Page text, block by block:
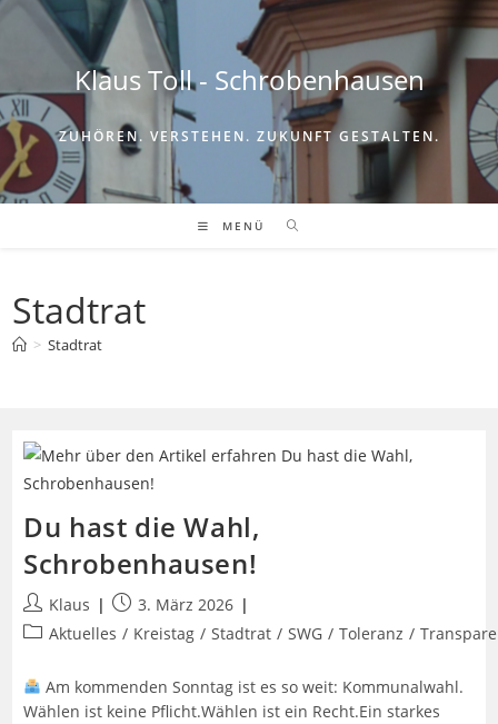
Klaus Toll - Schrobenhausen
ZUHÖREN. VERSTEHEN. ZUKUNFT GESTALTEN.
MENÜ
Stadtrat
> Stadtrat
Du hast die Wahl,
Schrobenhausen!
Beitrags-
Autor:
Klaus
Beitrag
veröffentlicht:
3. März 2026
Beitrags-
Aktuelles / Kreistag / Stadtrat / SWG / Toleranz /
Am kommenden Sonntag ist es so weit: Kommunalwahl.
Wählen ist keine Pflicht.Wählen ist ein Recht.Ein starkes